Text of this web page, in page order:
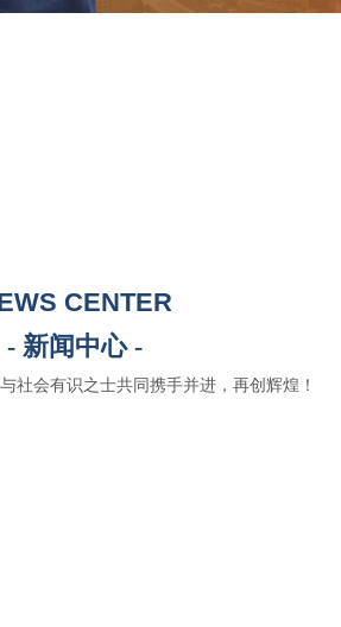
CENTER
- 新闻中心 -
社会有识之士共同携手并进，再创辉煌！